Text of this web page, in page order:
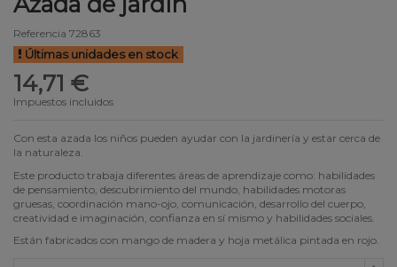
Referencia 72863
Últimas unidades en stock
14,71 €
Impuestos incluidos
Con esta azada los niños pueden ayudar con la jardinería y estar cerca de
la naturaleza.
Este producto trabaja diferentes áreas de aprendizaje como: habilidades
de pensamiento, descubrimiento del mundo, habilidades motoras
gruesas, coordinación mano-ojo, comunicación, desarrollo del cuerpo,
creatividad e imaginación, confianza en sí mismo y habilidades sociales.
Están fabricados con mango de madera y hoja metálica pintada en rojo.